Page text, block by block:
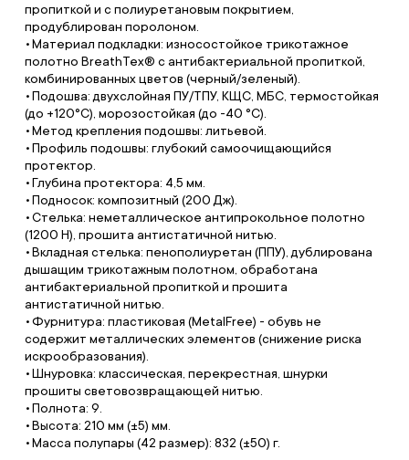
пропиткой и с полиуретановым покрытием,
продублирован поролоном.
Материал подкладки: износостойкое трикотажное
полотно BreathTex® с антибактериальной пропиткой,
комбинированных цветов (черный/зеленый).
Подошва: двухслойная ПУ/ТПУ, КЩС, МБС, термостойкая
(до +120°С), морозостойкая (до -40 °С).
Метод крепления подошвы: литьевой.
Профиль подошвы: глубокий самоочищающийся
протектор.
Глубина протектора: 4,5 мм.
Подносок: композитный (200 Дж).
Стелька: неметаллическое антипрокольное полотно
(1200 Н), прошита антистатичной нитью.
Вкладная стелька: пенополиуретан (ППУ), дублирована
дышащим трикотажным полотном, обработана
антибактериальной пропиткой и прошита
антистатичной нитью.
Фурнитура: пластиковая (MetalFree) - обувь не
содержит металлических элементов (снижение риска
искрообразования).
Шнуровка: классическая, перекрестная, шнурки
прошиты световозвращающей нитью.
Полнота: 9.
Высота: 210 мм (±5) мм.
Масса полупары (42 размер): 832 (±50) г.